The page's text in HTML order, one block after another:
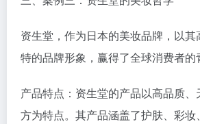
资生堂，作为日本的美妆品牌，以
特的品牌形象，赢得了全球消费者的
产品特点：资生堂的产品以高品质
方为特点。其产品涵盖了护肤、彩妆